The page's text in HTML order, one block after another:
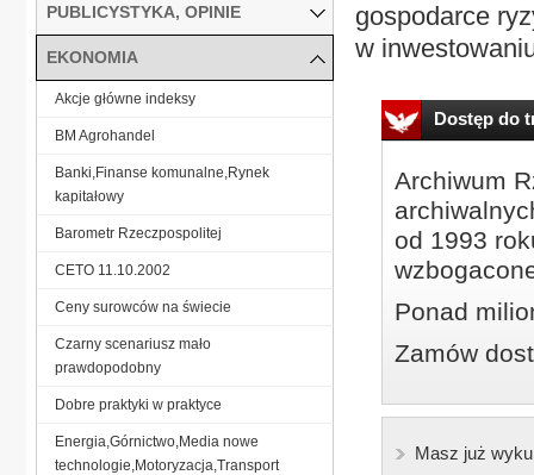
gospodarce
w
Dostęp do
Archiwum
od 1993
Ponad
Zamów
Masz już
PUBLICYSTYKA, OPINIE
EKONOMIA
Akcje główne indeksy
BM Agrohandel
Banki,Finanse komunalne,Rynek
kapitałowy
Barometr Rzeczpospolitej
CETO 11.10.2002
Ceny surowców na świecie
Czarny scenariusz mało
prawdopodobny
Dobre praktyki w praktyce
Energia,Górnictwo,Media nowe
technologie,Motoryzacja,Transport